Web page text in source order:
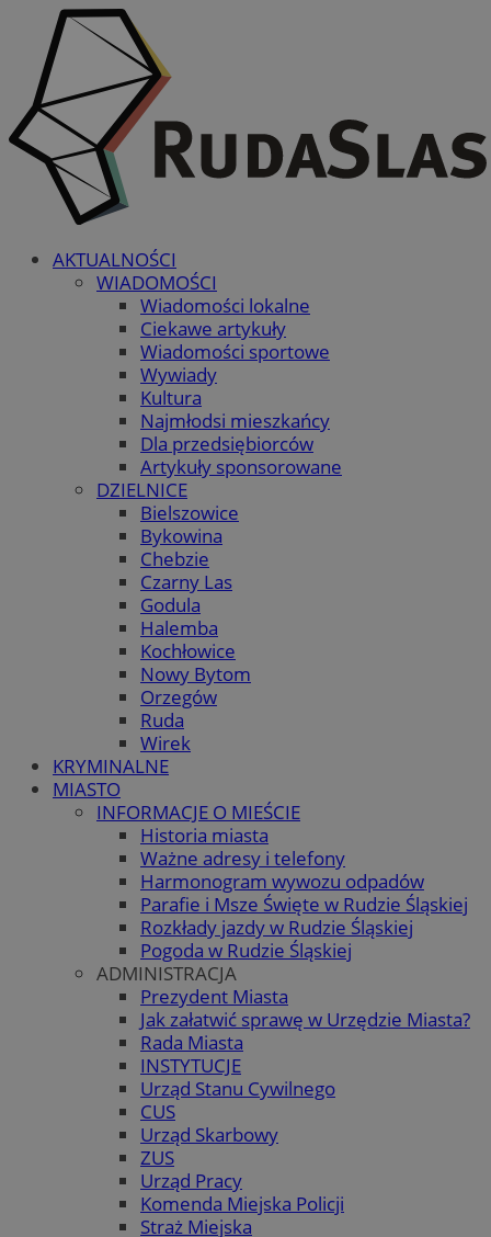
AKTUALNOŚCI
WIADOMOŚCI
Wiadomości lokalne
Ciekawe artykuły
Wiadomości sportowe
Wywiady
Kultura
Najmłodsi mieszkańcy
Dla przedsiębiorców
Artykuły sponsorowane
DZIELNICE
Bielszowice
Bykowina
Chebzie
Czarny Las
Godula
Halemba
Kochłowice
Nowy Bytom
Orzegów
Ruda
Wirek
KRYMINALNE
MIASTO
INFORMACJE O MIEŚCIE
Historia miasta
Ważne adresy i telefony
Harmonogram wywozu odpadów
Parafie i Msze Święte w Rudzie Śląskiej
Rozkłady jazdy w Rudzie Śląskiej
Pogoda w Rudzie Śląskiej
ADMINISTRACJA
Prezydent Miasta
Jak załatwić sprawę w Urzędzie Miasta?
Rada Miasta
INSTYTUCJE
Urząd Stanu Cywilnego
CUS
Urząd Skarbowy
ZUS
Urząd Pracy
Komenda Miejska Policji
Straż Miejska